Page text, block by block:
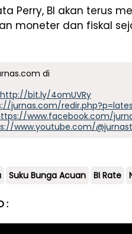
Perry, BI akan terus
moneter dan fiskal
di
http://bit.ly/4omUVRy
jurnas.com/
www.facebook.com/
www.youtube.com/
Suku Bunga Acuan BI Rate
: